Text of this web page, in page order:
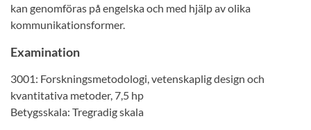
kan genomföras på engelska och med hjälp av olika
kommunikationsformer.
Examination
3001: Forskningsmetodologi, vetenskaplig design och
kvantitativa metoder, 7,5 hp
Betygsskala: Tregradig skala